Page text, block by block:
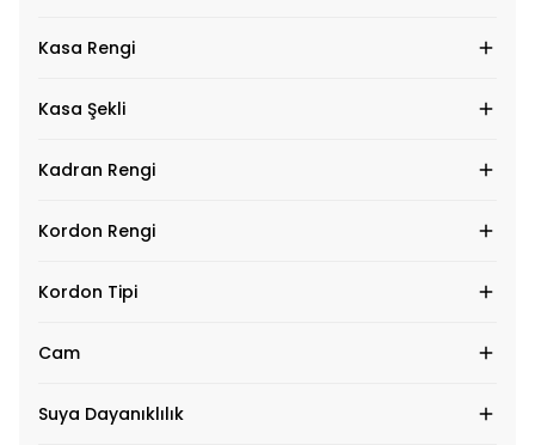
Kasa Rengi
Kasa Şekli
Kadran Rengi
Kordon Rengi
Kordon Tipi
Cam
Suya Dayanıklılık